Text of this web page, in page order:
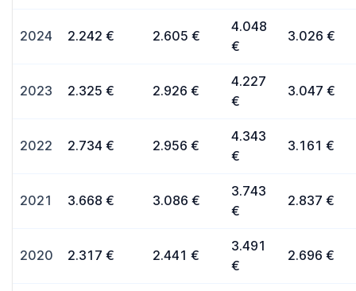
2024 2.242 € 2.605 €
4.048
€
3.026 €
2023 2.325 € 2.926 €
4.227
€
3.047 €
2022 2.734 € 2.956 €
4.343
€
3.161 €
2021 3.668 € 3.086 €
3.743
€
2.837 €
2020 2.317 € 2.441 €
3.491
€
2.696 €